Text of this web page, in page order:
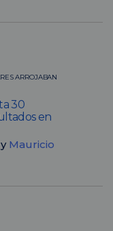
ARROJABAN
30
en
y Mauricio